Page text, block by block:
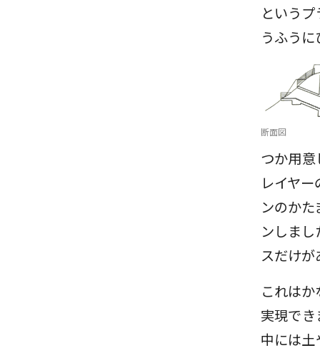
という
うふう
断面図
つか用
レイヤ
ンのか
ンしま
スだけ
これは
実現で
中には